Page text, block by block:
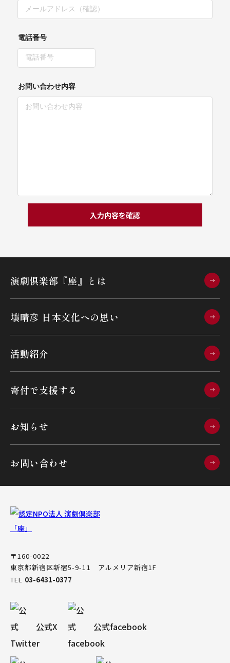
電話番号
お問い合わせ内容
入力内容を確認
演劇倶楽部『座』とは
壤晴彦 日本文化への思い
活動紹介
寄付で支援する
お知らせ
お問い合わせ
〒160-0022
東京都新宿区新宿5-9-11 アルメリア新宿1F
TEL 03-6431-0377
公式X 公式facebook